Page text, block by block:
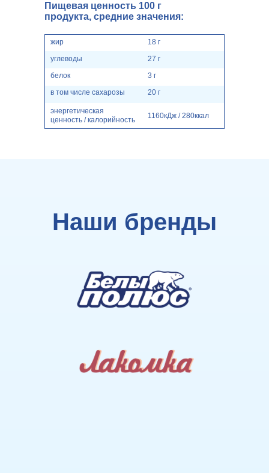
Пищевая ценность 100 г
продукта, средние значения:
жир
углеводы
белок
в том числе сахарозы
18 г
27 г
3 г
20 г
энергетическая
ценность / калорийность
1160кДж / 280ккал
Наши бренды